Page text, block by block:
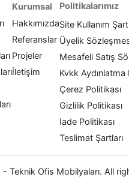
Kurumsal
Hakkımızda
Referanslar
Projeler
İletişim
Politikalarımız
Site Kullanım
Üyelik
Mesafeli Satış
Kvkk Aydınlatma
Çerez Politikası
Gizlilik Politikası
Iade Politikası
Teslimat Şartları
Teknik Ofis Mobilyaları. All